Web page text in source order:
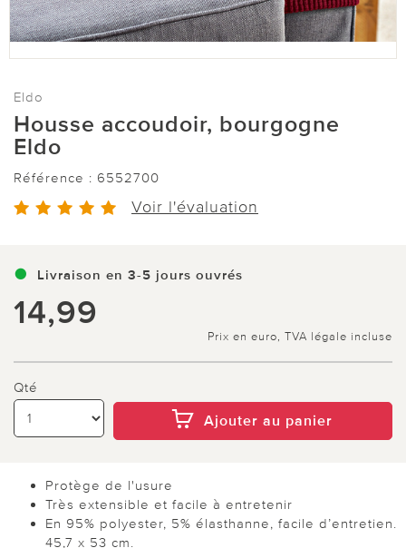
Eldo
Housse accoudoir, bourgogne
Eldo
Référence : 6552700
Voir l'évaluation
Livraison en 3-5 jours ouvrés
14,99
Prix en euro, TVA légale incluse
Qté
Ajouter au panier
Protège de l'usure
Très extensible et facile à entretenir
En 95% polyester, 5% élasthanne, facile d’entretien.
45,7 x 53 cm.